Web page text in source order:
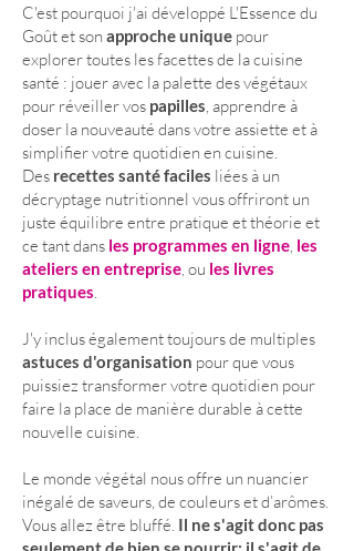
C'est pourquoi j'ai développé L'Essence du
Goût et son approche unique pour
explorer toutes les facettes de la cuisine
santé : jouer avec la palette des végétaux
pour réveiller vos papilles , apprendre à
doser la nouveauté dans votre assiette et à
simplifier votre quotidien en cuisine.
Des recettes santé faciles liées à un
décryptage nutritionnel vous offriront un
juste équilibre entre pratique et théorie et
ce tant dans les programmes en ligne les
ateliers en entreprise , ou les livres
pratiques
J'y inclus également toujours de multiples
astuces d'organisation pour que vous
puissiez transformer votre quotidien pour
faire la place de manière durable à cette
nouvelle cuisine.
Le monde végétal nous offre un nuancier
inégalé de saveurs, de couleurs et d’arômes.
Vous allez être bluffé. Il ne s'agit donc pas